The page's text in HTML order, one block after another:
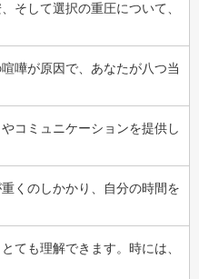
そして選択の重圧について、
嘩が原因で、あなたが八つ当
コミュニケーションを提供し
くのしかかり、自分の時間を
ても理解できます。時には、